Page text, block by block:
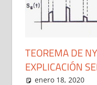
TEOREMA DE
EXPLICACIÓN
enero 18, 2020